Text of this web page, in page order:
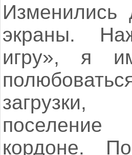
Изменились
экраны.
игру», я
загрузки,
кордоне.